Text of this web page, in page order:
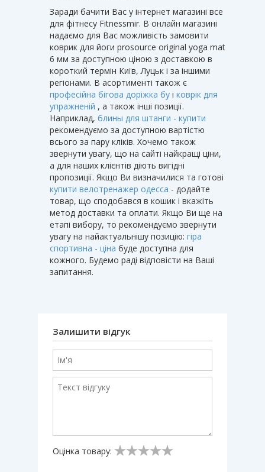
Заради бачити Вас у інтернет магазині все
для фітнесу Fitnessmir. В онлайн магазині
надаємо для Вас можливість замовити
коврик для йоги prosource original yoga mat
6 мм за доступною ціною з доставкою в
короткий термін Київ, Луцьк і за іншими
регіонами. В асортименті також є
професійна бігова доріжка бу і коврік для
упражненій , а також інші позиції.
Наприклад, блины для штанги - купити
рекомендуємо за доступною вартістю
всього за пару кліків. Хочемо також
звернути увагу, що на сайті найкращі ціни,
а для наших клієнтів діють вигідні
пропозиції. Якщо Ви визначилися та готові
купити велотренажер одесса - додайте
товар, що сподобався в кошик і вкажіть
метод доставки та оплати. Якщо Ви ще на
етапі вибору, то рекомендуємо звернути
увагу на найактуальнішу позицію: гіра
спортивна - ціна буде доступна для
кожного. Будемо раді відповісти на Ваші
запитання.
Залишити відгук
Оцінка товару: